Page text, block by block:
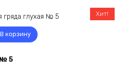
В корзину
Хит!
№ 5